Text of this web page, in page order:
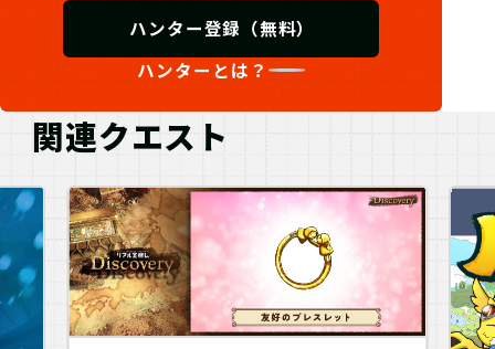
ハンター登録（無料）
ハンターとは？
関連クエスト